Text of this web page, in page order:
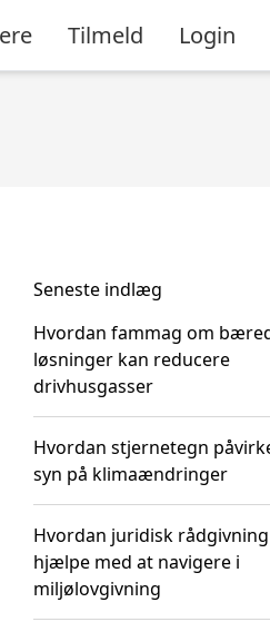
Tilmeld Login
Seneste indlæg
Hvordan fammag om
løsninger kan reducere
drivhusgasser
Hvordan stjernetegn
syn på klimaændringer
Hvordan juridisk
hjælpe med at navigere i
miljølovgivning